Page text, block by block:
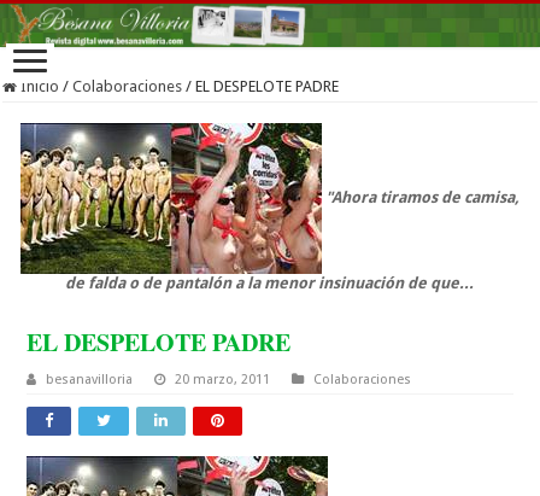
Inicio / Colaboraciones / EL DESPELOTE PADRE
"Ahora tiramos de camisa,
de falda o de pantalón a la menor insinuación de que...
EL DESPELOTE PADRE
besanavilloria 20 marzo, 2011 Colaboraciones